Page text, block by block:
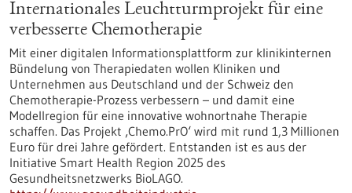
Internationales Leuchtturmprojekt für eine
verbesserte Chemotherapie
Mit einer digitalen Informationsplattform zur klinikinternen
Bündelung von Therapiedaten wollen Kliniken und
Unternehmen aus Deutschland und der Schweiz den
Chemotherapie-Prozess verbessern – und damit eine
Modellregion für eine innovative wohnortnahe Therapie
schaffen. Das Projekt ‚Chemo.PrO‘ wird mit rund 1,3 Millionen
Euro für drei Jahre gefördert. Entstanden ist es aus der
Initiative Smart Health Region 2025 des
Gesundheitsnetzwerks BioLAGO.